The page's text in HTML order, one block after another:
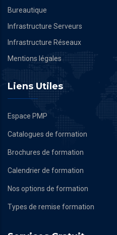
Bureautique
Infrastructure Serveurs
Infrastructure Réseaux
Mentions légales
Liens Utiles
Espace PMP
Catalogues de formation
Brochures de formation
Calendrier de formation
Nos options de formation
Types de remise formation